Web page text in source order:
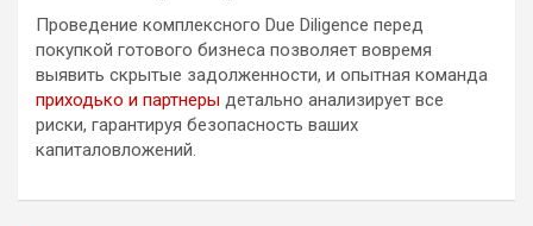
Проведение комплексного Due Diligence перед
покупкой готового бизнеса позволяет вовремя
выявить скрытые задолженности, и опытная команда
приходько и партнеры детально анализирует все
риски, гарантируя безопасность ваших
капиталовложений.